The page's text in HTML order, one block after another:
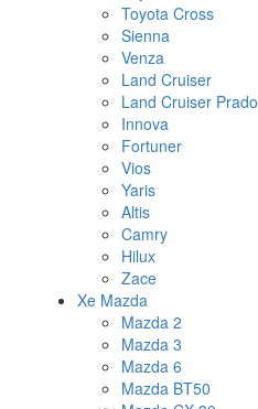
Toyota Cross
Sienna
Venza
Land Cruiser
Land Cruiser Prado
Innova
Fortuner
Vios
Yaris
Altis
Camry
Hilux
Zace
Xe Mazda
Mazda 2
Mazda 3
Mazda 6
Mazda BT50